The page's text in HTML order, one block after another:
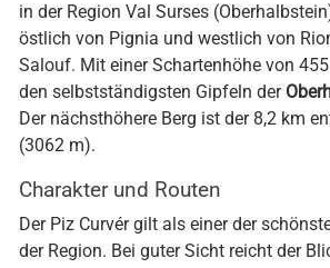
in der Region Val Surses
östlich von Pignia und westlich von
Salouf. Mit einer Schartenhöhe von
den selbstständigsten Gipfeln der
Der nächsthöhere Berg ist der 8,2 km
(3062 m).
Charakter und Routen
Der Piz Curvér gilt als einer der
der Region. Bei guter Sicht reicht der